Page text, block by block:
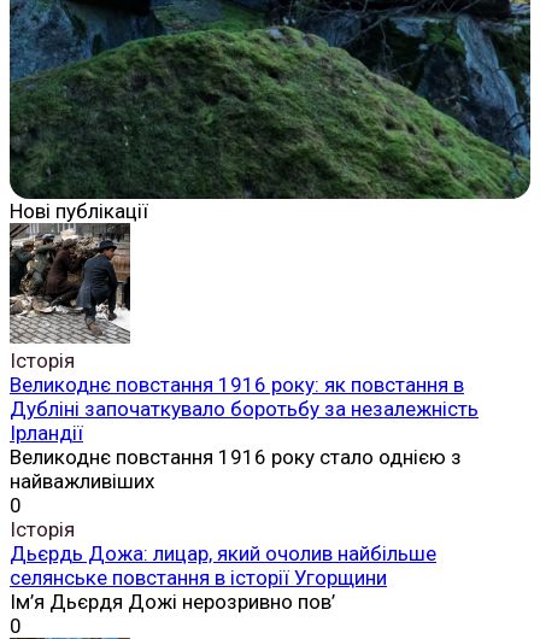
Нові публікації
Історія
Великоднє повстання 1916 року: як повстання в
Дубліні започаткувало боротьбу за незалежність
Ірландії
Великоднє повстання 1916 року стало однією з
найважливіших
0
Історія
Дьєрдь Дожа: лицар, який очолив найбільше
селянське повстання в історії Угорщини
Ім’я Дьєрдя Дожі нерозривно пов’
0